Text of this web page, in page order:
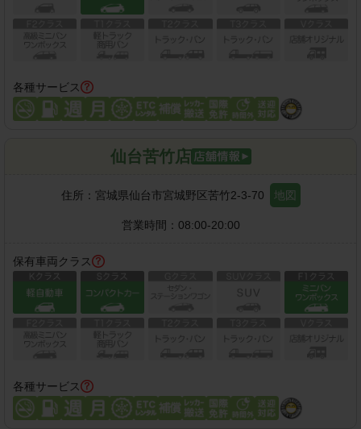
各種サービス
仙台苦竹店
住所： 宮城県仙台市宮城野区苦竹2-3-70 地図
営業時間： 08:00-20:00
保有車両クラス
各種サービス